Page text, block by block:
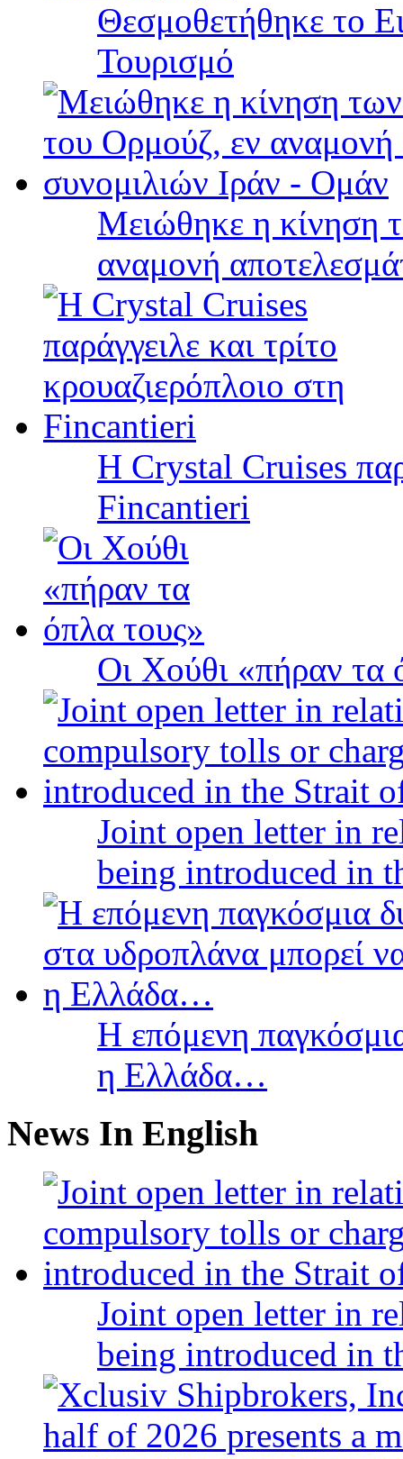
Θεσμοθετήθηκε το
Τουρισμό
Μειώθηκε η κίνηση
αναμονή
Η Crystal Cruises
Fincantieri
Οι Χούθι «πήραν τα
Joint open letter in
being introduced in
Η επόμενη
η Ελλάδα…
News In English
Joint open letter in
being introduced in